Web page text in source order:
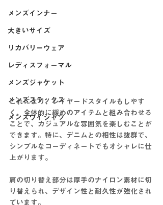
メンズインナー
大きいサイズ
リカバリーウェア
レディスフォーマル
メンズジャケット
メンズスラックス
メンズワイシャツ
これにより、レイヤードスタイルもしやす
く、全体的に緩めのアイテムと組み合わせる
ことで、カジュアルな雰囲気を楽しむことが
できます。特に、デニムとの相性は抜群で、
シンプルなコーディネートでもオシャレに仕
上がります。
肩の切り替え部分は厚手のナイロン素材に切
り替えられ、デザイン性と耐久性が強化され
ています。